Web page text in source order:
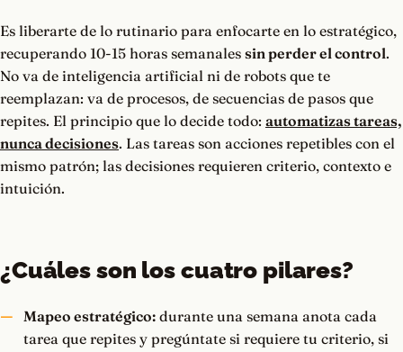
Es liberarte de lo rutinario para enfocarte en lo estratégico,
recuperando 10-15 horas semanales sin perder el control.
No va de inteligencia artificial ni de robots que te
reemplazan: va de procesos, de secuencias de pasos que
repites. El principio que lo decide todo: automatizas tareas,
nunca decisiones. Las tareas son acciones repetibles con el
mismo patrón; las decisiones requieren criterio, contexto e
intuición.
¿Cuáles son los cuatro pilares?
Mapeo estratégico:durante una semana anota cada
tarea que repites y pregúntate si requiere tu criterio, si